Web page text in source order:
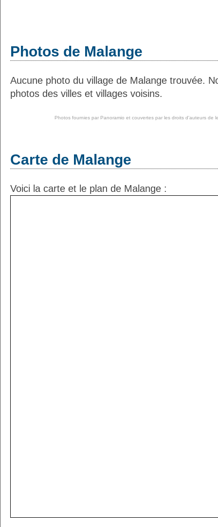
Photos de Malange
Aucune photo du village de Malange trouvée.
photos des villes et villages voisins.
Photos fournies par Panoramio et couvertes par les droits d'auteurs de
Carte de Malange
Voici la carte et le plan de Malange :